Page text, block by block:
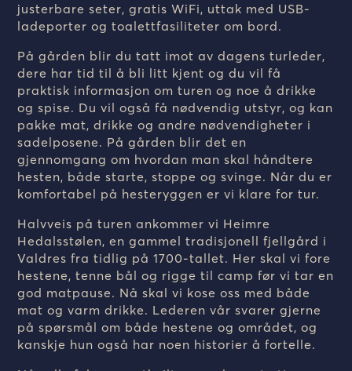
justerbare seter, gratis WiFi, uttak med USB-
ladeporter og toalettfasiliteter om bord.
På gården blir du tatt imot av dagens turleder,
dere har tid til å bli litt kjent og du vil få
praktisk informasjon om turen og noe å drikke
og spise. Du vil også få nødvendig utstyr, og kan
pakke mat, drikke og andre nødvendigheter i
sadelposene. På gården blir det en
gjennomgang om hvordan man skal håndtere
hesten, både starte, stoppe og svinge. Når du er
komfortabel på hesteryggen er vi klare for tur.
Halvveis på turen ankommer vi Heimre
Hedalsstølen, en gammel tradisjonell fjellgård i
Valdres fra tidlig på 1700-tallet. Her skal vi fore
hestene, tenne bål og rigge til camp før vi tar en
god matpause. Nå skal vi kose oss med både
mat og varm drikke. Lederen vår svarer gjerne
på spørsmål om både hestene og området, og
kanskje hun også har noen historier å fortelle.